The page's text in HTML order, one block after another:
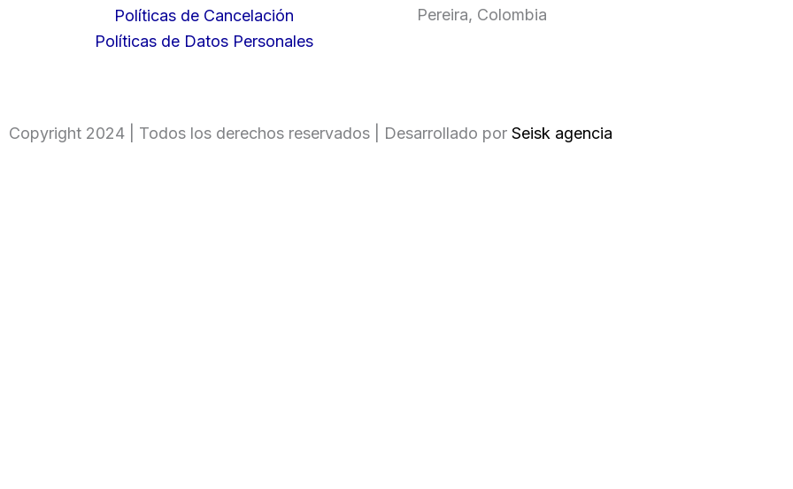
Políticas de Cancelación
Políticas de Datos Personales
Pereira, Colombia
Copyright 2024 | Todos los derechos reservados | Desarrollado por Seisk agencia